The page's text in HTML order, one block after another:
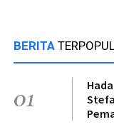
BERITA
01